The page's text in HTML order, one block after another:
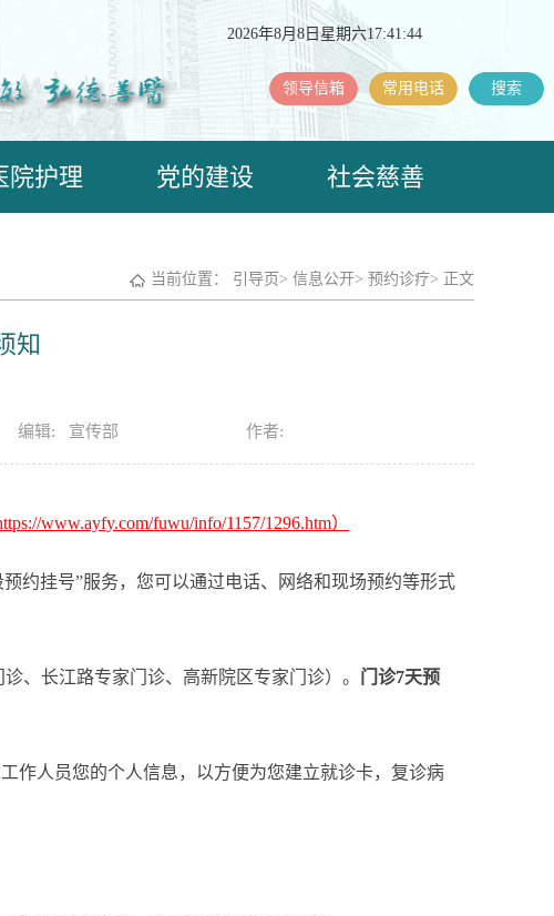
2026年8月8日星期六17:41:45
领导信箱 常用电话 搜索
院护理 党的建设 社会慈善
当前位置： 引导页> 信息公开> 预约诊疗> 正文
知
编辑: 宣传部 作者:
www.ayfy.com/fuwu/info/1157/1296.htm）
约挂号”服务，您可以通过电话、网络和现场预约等形式
、长江路专家门诊、高新院区专家门诊）。 门诊7天预
作人员您的个人信息，以方便为您建立就诊卡，复诊病